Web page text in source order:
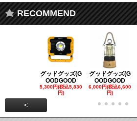
RECOMMEND
グッドグッズ(G
OODGOOD
5,300円(税込5,830
円)
グッドグッズ(G
OODGOOD
6,000円(税込6,600
円)
<